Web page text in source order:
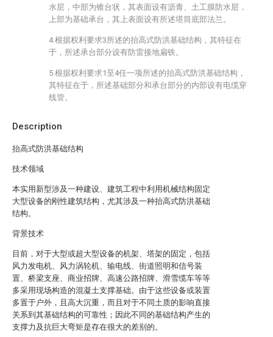
Description
抬高式防洪基础结构
技术领域
本实用新型涉及一种建设、建筑工程中利用机械结构固定
大型设备的刚性建筑结构，尤其涉及一种抬高式防洪基础
结构。
背景技术
目前，对于大型或超大型设备的机架、塔架的固定，包括
风力发电机、风力涡轮机、输电线、街道照明和信号装
置、桥梁支座、商业招牌、高速公路招牌、滑雪缆车等等
多采用现场构造的混凝土支撑基础。由于这些设备或装置
多置于户外，且高大沉重，而且对于不同土质的影响直接
关系到其基础结构的可靠性；因此不同的基础结构产生的
支撑力及抗巨大弯矩是存在很大的差别的。
水层，中部为锥台状，其表面设有沥青、土工膜防水层，
上部为基础承台，其上表面设有所述塔筒底部法兰。
4.根据权利要求3所述的抬高式防洪基础结构，其特征在
于，所述承台部分设有防雷接地扁铁。
5.根据权利要求1至4任一项所述的抬高式防洪基础结构，
其特征在于，所述基础部分和承台部分的内部设有电缆穿
线管。